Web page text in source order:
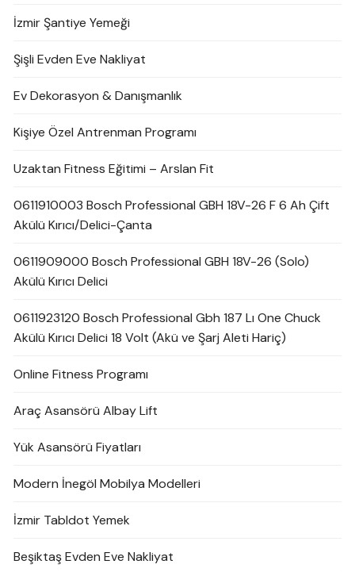
İzmir Şantiye Yemeği
Şişli Evden Eve Nakliyat
Ev Dekorasyon & Danışmanlık
Kişiye Özel Antrenman Programı
Uzaktan Fitness Eğitimi – Arslan Fit
0611910003 Bosch Professional GBH 18V-26 F 6 Ah Çift
Akülü Kırıcı/Delici-Çanta
0611909000 Bosch Professional GBH 18V-26 (Solo)
Akülü Kırıcı Delici
0611923120 Bosch Professional Gbh 187 Lı One Chuck
Akülü Kırıcı Delici 18 Volt (Akü ve Şarj Aleti Hariç)
Online Fitness Programı
Araç Asansörü Albay Lift
Yük Asansörü Fiyatları
Modern İnegöl Mobilya Modelleri
İzmir Tabldot Yemek
Beşiktaş Evden Eve Nakliyat